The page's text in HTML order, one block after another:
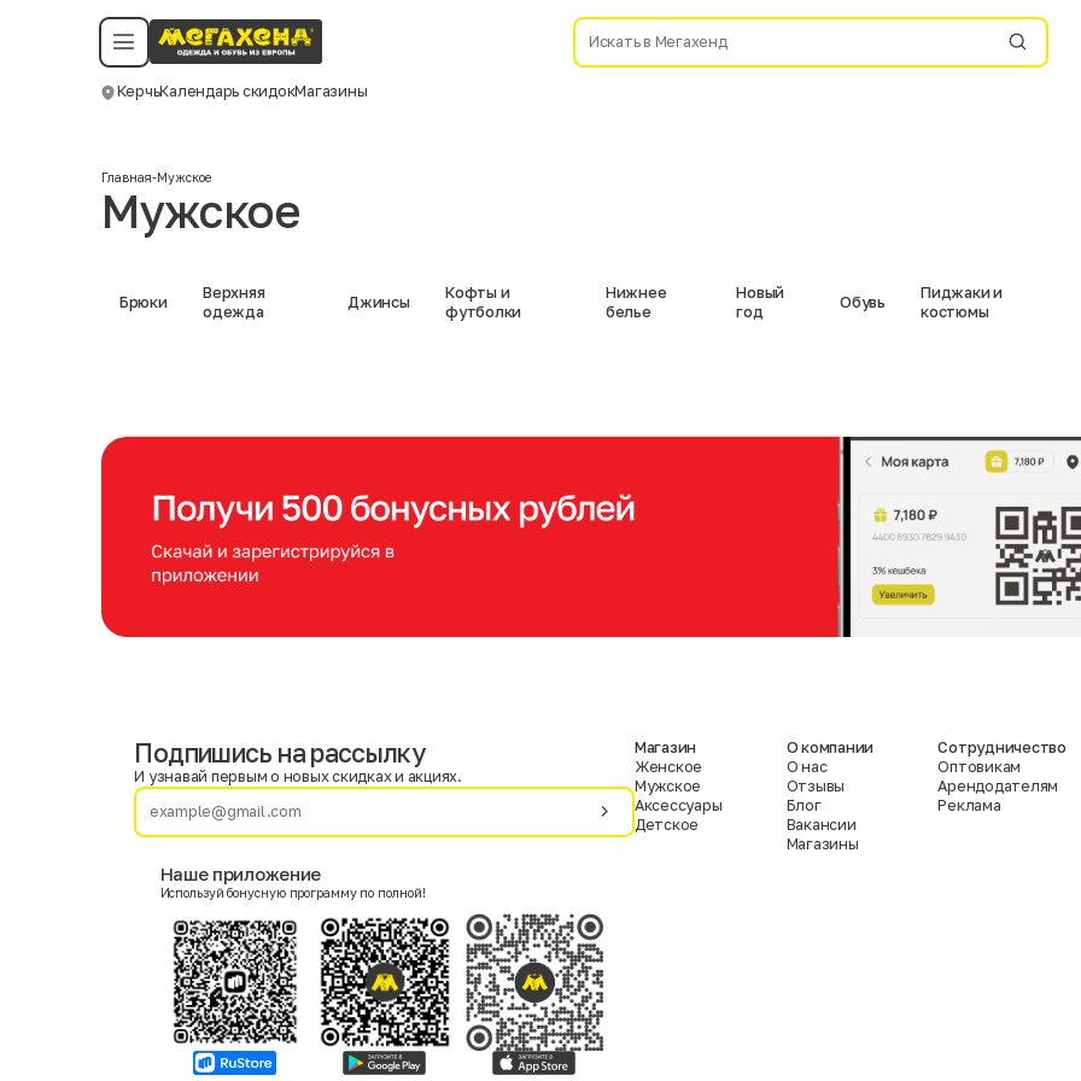
КерчьКалендарь скидокМагазины
Политика конфиденциальности
©️ Мегахенд 2026. Все права защищены.
Смотреть все даты
Главная-Мужское
Мужское
Брюки
Верхняя
одежда
Джинсы
Кофты и
футболки
Нижнее
белье
Новый
год
Обувь
Пиджаки и
костюмы
Фамилия
Женский
Согласие на получение чеков по электронной почте
Подпишись на рассылку
И узнавай первым о новых скидках и акциях.
Наше приложение
Используй бонусную программу по полной!
Магазин
Женское
Мужское
Аксессуары
Детское
О компании
О нас
Отзывы
Блог
Вакансии
Магазины
Сотрудничество
Оптовикам
Арендодателям
Реклама